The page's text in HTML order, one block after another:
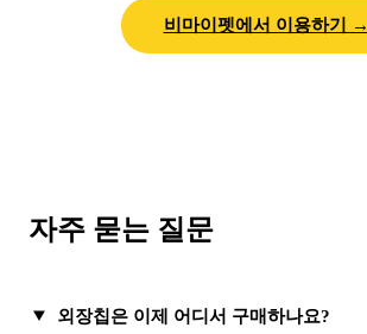
비마이펫에서 이용하기 →
자주 묻는 질문
외장칩은 이제 어디서 구매하나요?